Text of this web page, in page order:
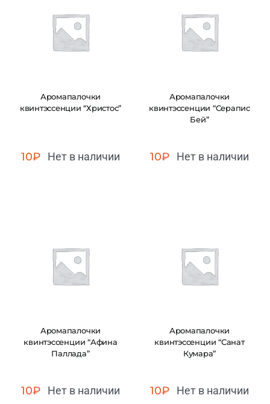
Аромапалочки
квинтэссенции “Христос”
10₽ Нет в наличии
Аромапалочки
квинтэссенции “Серапис
Бей”
10₽ Нет в наличии
Аромапалочки
квинтэссенции “Афина
Паллада”
10₽ Нет в наличии
Аромапалочки
квинтэссенции “Санат
Кумара”
10₽ Нет в наличии